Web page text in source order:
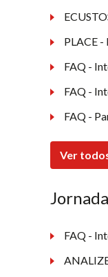
PLACE -
FAQ -
FAQ -
FAQ -
Ver
FAQ -